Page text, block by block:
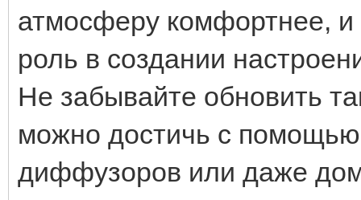
атмосферу комфортнее,
роль в создании
Не забывайте обновить
можно достичь с
диффузоров или даже